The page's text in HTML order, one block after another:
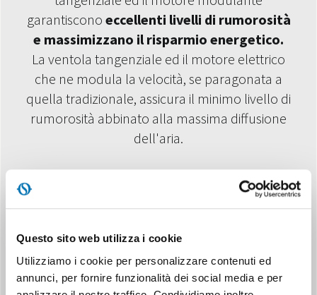
Questo sito web utilizza i cookie
Utilizziamo i cookie per personalizzare contenuti ed
annunci, per fornire funzionalità dei social media e per
garantiscono eccellenti livelli di rumorosità
e massimizzano il risparmio energetico.
La ventola tangenziale ed il motore elettrico
che ne modula la velocità, se paragonata a
quella tradizionale, assicura il minimo livello di
rumorosità abbinato alla massima diffusione
dell'aria.
La ventola a bordo macchina è governata da
, che garantisce
corrente alternata.